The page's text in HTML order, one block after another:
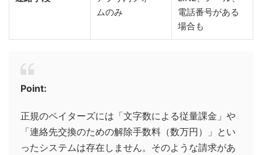
ムのみ
電話番号がある
場合も
Point:
正規のペイターズには「文字数による従量課金」や
「連絡先交換のための解除手数料（数万円）」とい
ったシステムは存在しません。そのような請求があ